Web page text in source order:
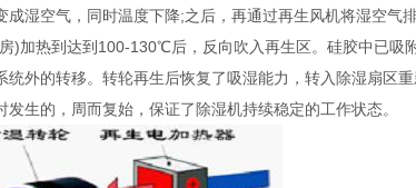
湿空气，同时温度下降;之后，再通过再生风机将湿空气排
)加热到达到100-130℃后，反向吹入再生区。硅胶中已吸
外的转移。转轮再生后恢复了吸湿能力，转入除湿扇区重
发生的，周而复始，保证了除湿机持续稳定的工作状态。